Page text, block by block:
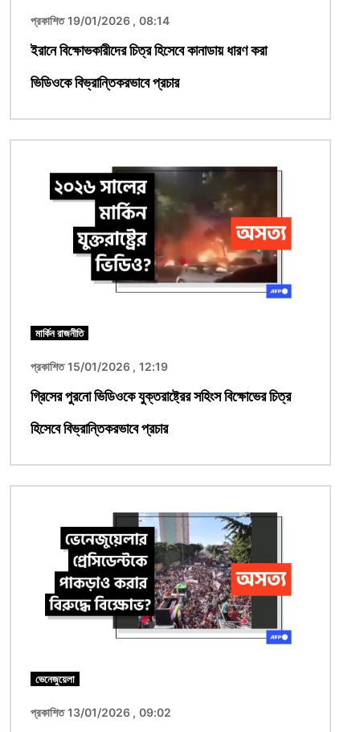
প্রকাশিত 19/01/2026 , 08:14
ইরানে বিক্ষোভকারীদের চিত্র হিসেবে কানাডায় ধারণ করা
ভিডিওকে বিভ্রান্তিকরভাবে প্রচার
মার্কিন রাজনীতি
প্রকাশিত 15/01/2026 , 12:19
গ্রিসের পুরনো ভিডিওকে যুক্তরাষ্ট্রের সহিংস বিক্ষোভের চিত্র
হিসেবে বিভ্রান্তিকরভাবে প্রচার
ভেনেজুয়েলা
প্রকাশিত 13/01/2026 , 09:02